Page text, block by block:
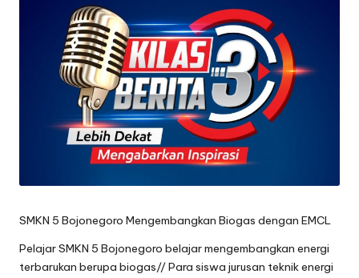
o
r
o
SMKN 5 Bojonegoro Mengembangkan Biogas dengan EMCL
Pelajar SMKN 5 Bojonegoro belajar mengembangkan energi
terbarukan berupa biogas// Para siswa jurusan teknik energi